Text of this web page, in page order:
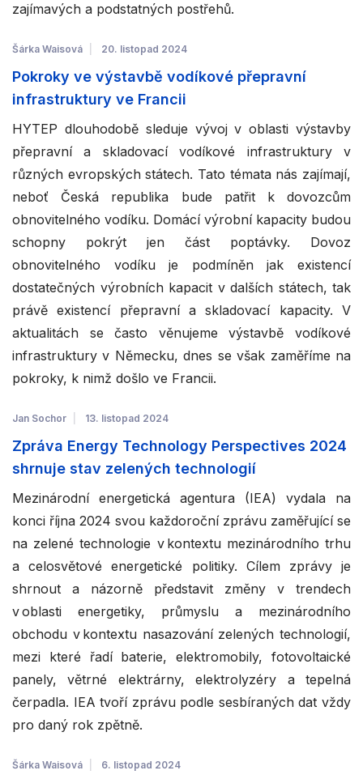
zajímavých a podstatných postřehů.
Šárka Waisová 20. listopad 2024
Pokroky ve výstavbě vodíkové přepravní
infrastruktury ve Francii
HYTEP dlouhodobě sleduje vývoj v oblasti výstavby
přepravní a skladovací vodíkové infrastruktury v
různých evropských státech. Tato témata nás zajímají,
neboť Česká republika bude patřit k dovozcům
obnovitelného vodíku. Domácí výrobní kapacity budou
schopny pokrýt jen část poptávky. Dovoz
obnovitelného vodíku je podmíněn jak existencí
dostatečných výrobních kapacit v dalších státech, tak
právě existencí přepravní a skladovací kapacity. V
aktualitách se často věnujeme výstavbě vodíkové
infrastruktury v Německu, dnes se však zaměříme na
pokroky, k nimž došlo ve Francii.
Jan Sochor 13. listopad 2024
Zpráva Energy Technology Perspectives 2024
shrnuje stav zelených technologií
Mezinárodní energetická agentura (IEA) vydala na
konci října 2024 svou každoroční zprávu zaměřující se
na zelené technologie v kontextu mezinárodního trhu
a celosvětové energetické politiky. Cílem zprávy je
shrnout a názorně představit změny v trendech
v oblasti energetiky, průmyslu a mezinárodního
obchodu v kontextu nasazování zelených technologií,
mezi které řadí baterie, elektromobily, fotovoltaické
panely, větrné elektrárny, elektrolyzéry a tepelná
čerpadla. IEA tvoří zprávu podle sesbíraných dat vždy
pro daný rok zpětně.
Šárka Waisová 6. listopad 2024